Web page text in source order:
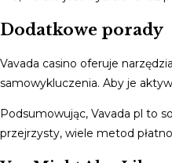
Dodatkowe porady
Vavada casino oferuje
samowykluczenia. Aby je
Podsumowując, Vavada pl to
przejrzysty, wiele metod